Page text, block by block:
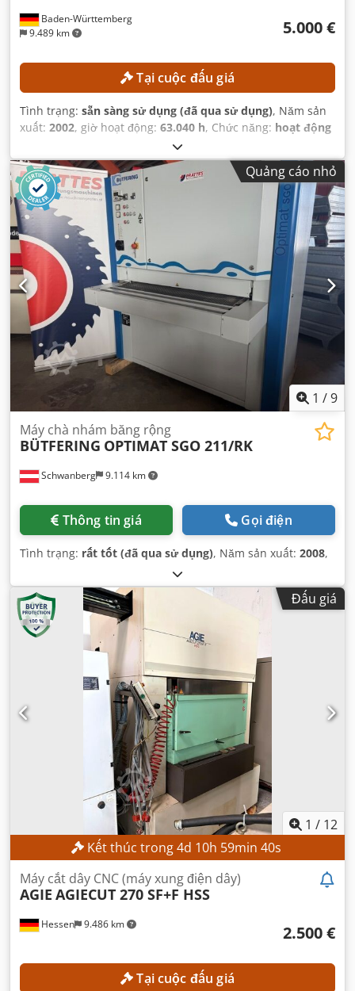
Baden-Württemberg
9.489 km
5.000 €
Tại cuộc đấu giá
Tình trạng: sẵn sàng sử dụng (đã qua sử dụng), Năm sản
xuất: 2002, giờ hoạt động: 63.040 h, Chức năng: hoạt động
Quảng cáo nhỏ
1 /9
Schwanberg 9.114 km
Máy chà nhám băng rộng
BÜTFERING OPTIMAT SGO 211/RK
Thông tin giá Gọi điện
Tình trạng: rất tốt (đã qua sử dụng), Năm sản xuất: 2008,
Đấu giá
1 / 12
Kết thúc trong4d 10h 59min 38s
Hessen 9.486 km
Máy cắt dây CNC (máy xung điện dây)
AGIE AGIECUT 270 SF+F HSS
2.500 €
Tại cuộc đấu giá